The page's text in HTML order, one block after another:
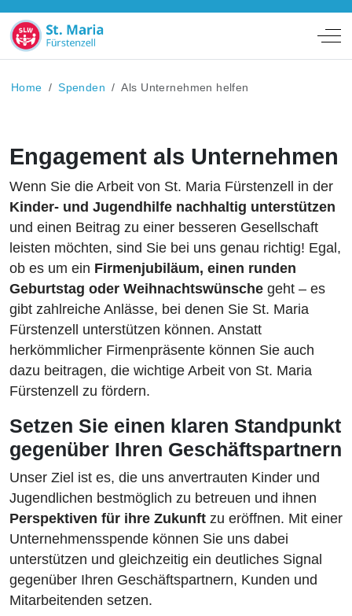
Home Spenden Als Unternehmen helfen
Engagement als Unternehmen
Wenn Sie die Arbeit von St. Maria Fürstenzell in der
Kinder- und Jugendhilfe nachhaltig unterstützen
und einen Beitrag zu einer besseren Gesellschaft
leisten möchten, sind Sie bei uns genau richtig! Egal,
ob es um ein Firmenjubiläum, einen runden
Geburtstag oder Weihnachtswünsche geht – es
gibt zahlreiche Anlässe, bei denen Sie St. Maria
Fürstenzell unterstützen können. Anstatt
herkömmlicher Firmenpräsente können Sie auch
dazu beitragen, die wichtige Arbeit von St. Maria
Fürstenzell zu fördern.
Setzen Sie einen klaren Standpunkt
gegenüber Ihren Geschäftspartnern
Unser Ziel ist es, die uns anvertrauten Kinder und
Jugendlichen bestmöglich zu betreuen und ihnen
Perspektiven für ihre Zukunft zu eröffnen. Mit einer
Unternehmensspende können Sie uns dabei
unterstützen und gleichzeitig ein deutliches Signal
gegenüber Ihren Geschäftspartnern, Kunden und
Mitarbeitenden setzen.